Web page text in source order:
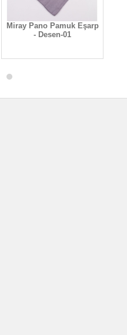
Miray Pano Pamuk Eşarp
- Desen-01